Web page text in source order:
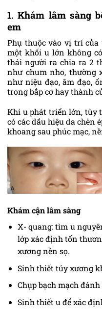
1. Khám lâm sàng
em
Phụ thuộc vào vị trí
một khối u lớn không
thái người ra chia ra 2
như chum nho, thường
như niệu đạo, âm đạo,
trong bắp cơ hay thành
Khi u phát triển lớn, tùy
có các dấu hiệu da chèn
khoang sau phúc mạc,
Khám cận lâm sàng
X- quang: tìm u
lớp xác định tổn
xương nền sọ.
Sinh thiết tủy xương
Chụp bạch mạch
Sinh thiết u để xác